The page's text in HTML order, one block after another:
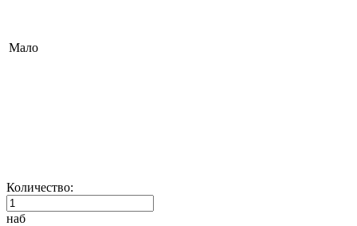
Мало
Количество:
наб